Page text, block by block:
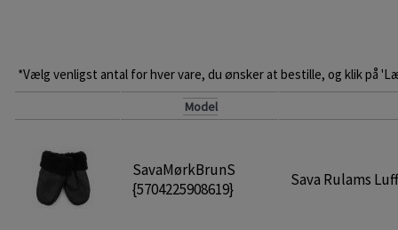
*Vælg venligst antal for hver vare, du ønsker at bestille, og klik på
Model
SavaMørkBrunS
{5704225908619}
Sava Rulams